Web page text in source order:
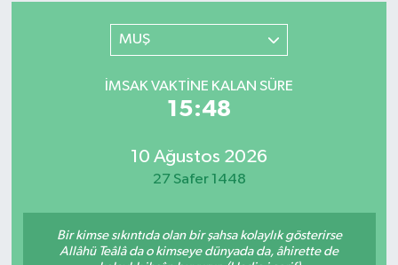
MUŞ
İMSAK VAKTINE KALAN SÜRE
15:48
10 Ağustos 2026
27 Safer 1448
Bir kimse sıkıntıda olan bir şahsa kolaylık gösterirse
Allâhü Teâlâ da o kimseye dünyada da, âhirette de
EKONOMİ
EĞİTİM
Kahramanmaraş Namaz Vakitleri
Süper Lig Puan Durumu ve Fikstür
Tüm Manşetler
Haber Arşivi